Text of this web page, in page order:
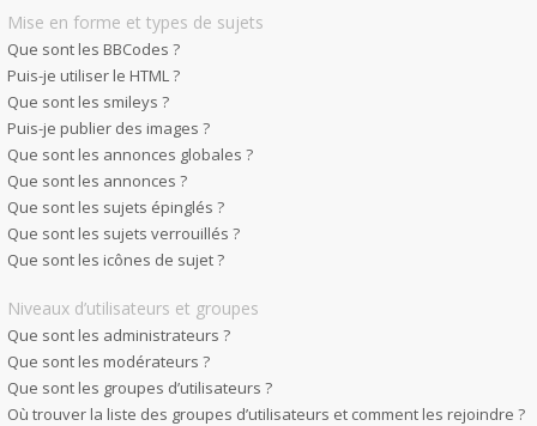
Mise en forme et types de sujets
Que sont les BBCodes ?
Puis-je utiliser le HTML ?
Que sont les smileys ?
Puis-je publier des images ?
Que sont les annonces globales ?
Que sont les annonces ?
Que sont les sujets épinglés ?
Que sont les sujets verrouillés ?
Que sont les icônes de sujet ?
Niveaux d’utilisateurs et groupes
Que sont les administrateurs ?
Que sont les modérateurs ?
Que sont les groupes d’utilisateurs ?
Où trouver la liste des groupes d’utilisateurs et comment les rejoindre ?